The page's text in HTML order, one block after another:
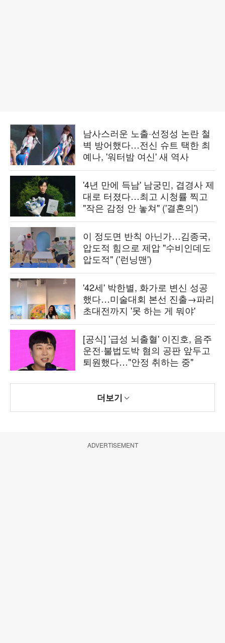
남사스러운 노출·선정성 논란 철
벽 방어했다…전신 슈트 택한 최
예나, '워터밤 여신' 새 역사
'4년 만에 득남' 남궁민, 겹경사 제
대로 터졌다…최고 시청률 찍고
"작은 감정 안 놓쳐" ('결혼의')
이 정도면 반칙 아닌가…김종국,
압도적 힘으로 제압 "수비인데도
압도적" ('런닝맨')
'42세' 박한별, 화가로 변신 성공
했다…미술대회 본선 진출→파리
초대전까지 '못 하는 게 뭐야'
[공식] '급성 뇌출혈' 이진호, 음주
운전·불법도박 혐의 공판 앞두고
퇴원했다…"안정 취하는 중"
더보기
ADVERTISEMENT